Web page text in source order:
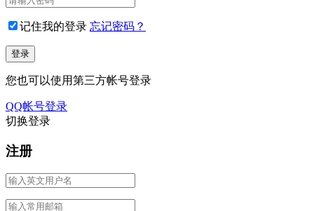
记住我的登录 忘记密码？
您也可以使用第三方帐号登录
QQ帐号登录
切换登录
注册